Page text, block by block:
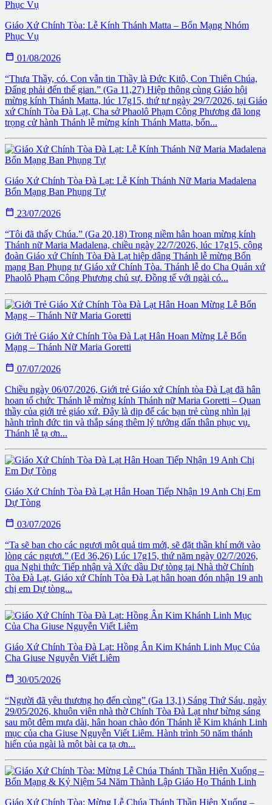
Giáo Xứ Chính Tòa: Lễ Kính Thánh Matta – Bổn Mạng Nhóm
Phục Vụ
 01/08/2026
“Thưa Thầy, có. Con vẫn tin Thầy là Đức Kitô, Con Thiên Chúa,
Đấng phải đến thế gian.” (Ga 11,27) Hiệp thông cùng Giáo hội
mừng kính Thánh Matta, lúc 17g15, thứ tư ngày 29/7/2026, tại Giáo
xứ Chính Tòa Đà Lạt, Cha sở Phaolô Phạm Công Phương đã long
trọng cử hành Thánh lễ mừng kính Thánh Matta, bổn...
Giáo Xứ Chính Tòa Đà Lạt: Lễ Kính Thánh Nữ Maria Madalena
Bổn Mạng Ban Phụng Tự
 23/07/2026
“Tôi đã thấy Chúa.” (Ga 20,18) Trong niềm hân hoan mừng kính
Thánh nữ Maria Madalena, chiều ngày 22/7/2026, lúc 17g15, cộng
đoàn Giáo xứ Chính Tòa Đà Lạt hiệp dâng Thánh lễ mừng Bổn
mạng Ban Phụng tự Giáo xứ Chính Tòa. Thánh lễ do Cha Quản xứ
Phaolô Phạm Công Phương chủ sự. Đồng tế với ngài có...
Giới Trẻ Giáo Xứ Chính Tòa Đà Lạt Hân Hoan Mừng Lễ Bổn
Mạng – Thánh Nữ Maria Goretti
 07/07/2026
Chiều ngày 06/07/2026, Giới trẻ Giáo xứ Chính tòa Đà Lạt đã hân
hoan tổ chức Thánh lễ mừng kính Thánh nữ Maria Goretti – Quan
thầy của giới trẻ giáo xứ. Đây là dịp để các bạn trẻ cùng nhìn lại
hành trình đức tin và thắp sáng thêm lý tưởng dấn thân phục vụ.
Thánh lễ tạ ơn...
Giáo Xứ Chính Tòa Đà Lạt Hân Hoan Tiếp Nhận 19 Anh Chị Em
Dự Tòng
 03/07/2026
“Ta sẽ ban cho các ngươi một quả tim mới, sẽ đặt thần khí mới vào
lòng các ngươi.” (Ed 36,26) Lúc 17g15, thứ năm ngày 02/7/2026,
qua Nghi thức Tiếp nhận và Xức dầu Dự tòng tại Nhà thờ Chính
Tòa Đà Lạt, Giáo xứ Chính Tòa Đà Lạt hân hoan đón nhận 19 anh
chị em Dự tòng...
Giáo Xứ Chính Tòa Đà Lạt: Hồng Ân Kim Khánh Linh Mục Của
Cha Giuse Nguyễn Viết Liêm
 30/05/2026
“Người đã yêu thương họ đến cùng” (Ga 13,1) Sáng Thứ Sáu, ngày
29/05/2026, khuôn viên nhà thờ Chính Tòa Đà Lạt như bừng sáng
sau một đêm mưa dài, hân hoan chào đón Thánh lễ Kim khánh Linh
mục của cha Giuse Nguyễn Viết Liêm. Hành trình 50 năm thánh
hiến của ngài là một bài ca tạ ơn...
Giáo Xứ Chính Tòa: Mừng Lễ Chúa Thánh Thần Hiện Xuống –